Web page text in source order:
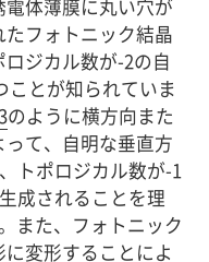
体薄膜に丸い穴が
フォトニック結晶
ジカル数が-2の自
ことが知られていま
のように横方向また
て、自明な垂直方
トポロジカル数が-1
成されることを理
また、フォトニック
変形することによ